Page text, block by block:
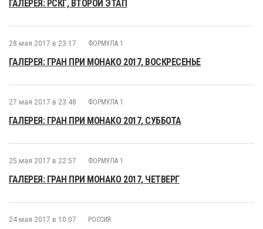
ГАЛЕРЕЯ: РСКГ, ВТОРОЙ ЭТАП
28 мая 2017 в 23:17 ФОРМУЛА 1
ГАЛЕРЕЯ: ГРАН ПРИ МОНАКО 2017, ВОСКРЕСЕНЬЕ
27 мая 2017 в 23:48 ФОРМУЛА 1
ГАЛЕРЕЯ: ГРАН ПРИ МОНАКО 2017, СУББОТА
25 мая 2017 в 22:57 ФОРМУЛА 1
ГАЛЕРЕЯ: ГРАН ПРИ МОНАКО 2017, ЧЕТВЕРГ
24 мая 2017 в 10:07 РОССИЯ